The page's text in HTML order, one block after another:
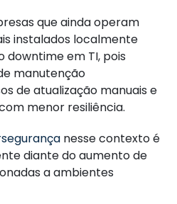
que ainda operam
instalados localmente
downtime em TI, pois
manutenção
de atualização manuais e
menor resiliência.
nesse contexto é
diante do aumento de
a ambientes